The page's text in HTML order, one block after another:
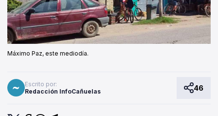
Máximo Paz, este mediodía.
Escrito por:
Redacción InfoCañuelas
46